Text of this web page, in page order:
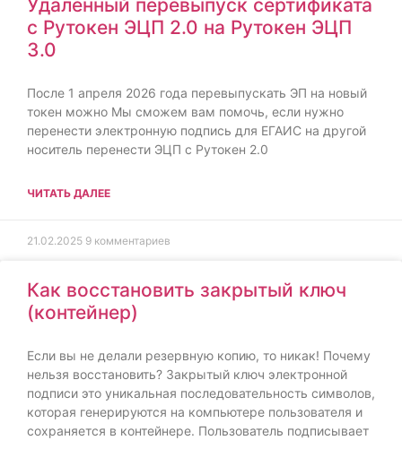
Удалённый перевыпуск сертификата
с Рутокен ЭЦП 2.0 на Рутокен ЭЦП
3.0
После 1 апреля 2026 года перевыпускать ЭП на новый
токен можно Мы сможем вам помочь, если нужно
перенести электронную подпись для ЕГАИС на другой
носитель перенести ЭЦП с Рутокен 2.0
ЧИТАТЬ ДАЛЕЕ
21.02.2025 9 комментариев
Как восстановить закрытый ключ
(контейнер)
Если вы не делали резервную копию, то никак! Почему
нельзя восстановить? Закрытый ключ электронной
подписи это уникальная последовательность символов,
которая генерируются на компьютере пользователя и
сохраняется в контейнере. Пользователь подписывает